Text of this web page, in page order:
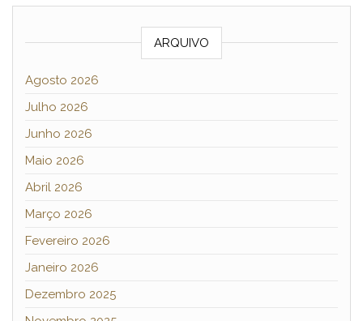
ARQUIVO
Agosto 2026
Julho 2026
Junho 2026
Maio 2026
Abril 2026
Março 2026
Fevereiro 2026
Janeiro 2026
Dezembro 2025